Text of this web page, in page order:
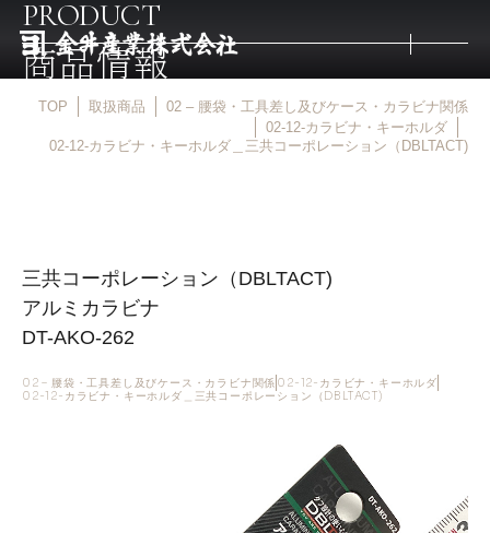
金井産業の強み
マルキン印
PRODUCT
商品情報
TOP 取扱商品
02 – 腰袋・工具差し及びケース・カラビナ関係
02-12-カラビナ・キーホルダ
02-12-カラビナ・キーホルダ＿三共コーポレーション（DBLTACT)
三共コーポレーション（DBLTACT)
アルミカラビナ
DT-AKO-262
02 – 腰袋・工具差し及びケース・カラビナ関係 02-12-カラビナ・キーホルダ
02-12-カラビナ・キーホルダ＿三共コーポレーション（DBLTACT)